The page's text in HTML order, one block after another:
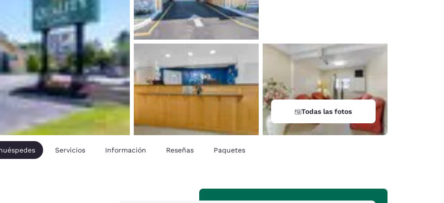
Français English
Italiano
Italy
India Todas las fotos
Servicios Información Reseñas Paquetes